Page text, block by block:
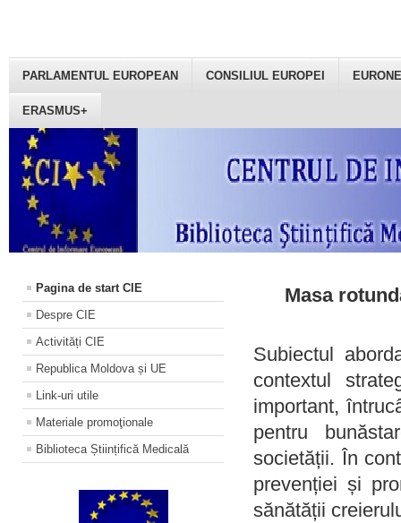
PARLAMENTUL EUROPEAN CONSILIUL EUROPEI
ERASMUS+
Pagina de start CIE
Despre CIE
Activități CIE
Republica Moldova și UE
Link-uri utile
Materiale promoţionale
Biblioteca Științifică Medicală
Masa
Subiectul
contextul
important,
pentru
societății. În
prevenției și
sănătății